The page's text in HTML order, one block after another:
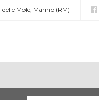
Mole, Marino (RM)